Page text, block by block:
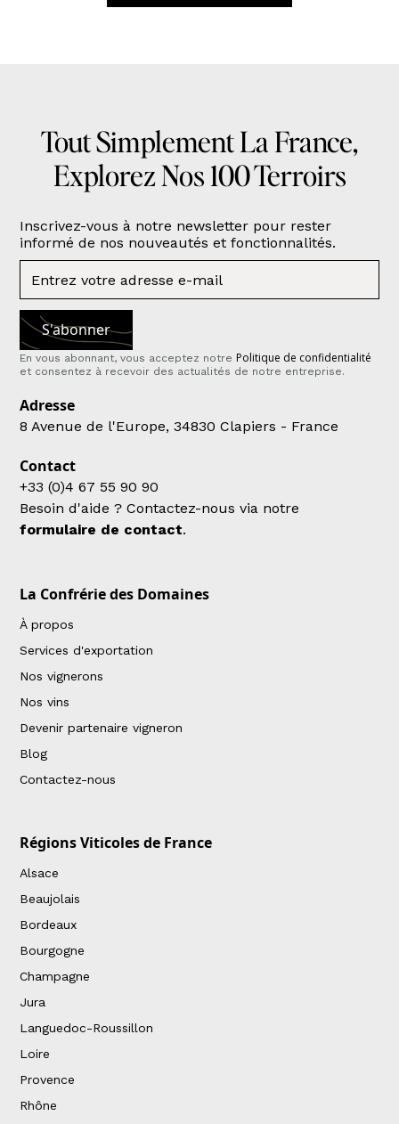
Tout Simplement La France,
Explorez Nos 100 Terroirs
Inscrivez-vous à notre newsletter pour rester
informé de nos nouveautés et fonctionnalités.
En vous abonnant, vous acceptez notre Politique de confidentialité
et consentez à recevoir des actualités de notre entreprise.
Adresse
8 Avenue de l'Europe, 34830 Clapiers - France
Contact
+33 (0)4 67 55 90 90
Besoin d'aide ? Contactez-nous via notre
formulaire de contact.
La Confrérie des Domaines
À propos
Services d'exportation
Nos vignerons
Nos vins
Devenir partenaire vigneron
Blog
Contactez-nous
Régions Viticoles de France
Alsace
Beaujolais
Bordeaux
Bourgogne
Champagne
Jura
Languedoc-Roussillon
Loire
Provence
Rhône